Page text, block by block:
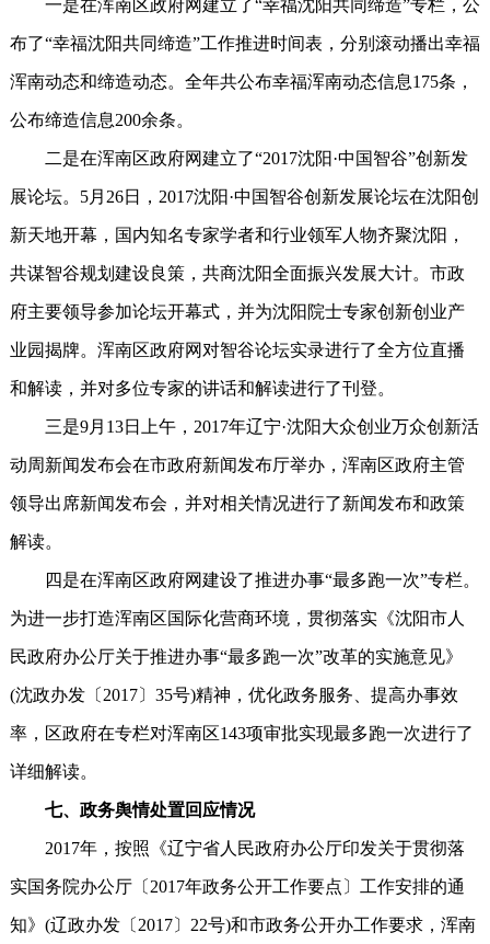
一是在浑南区政府网建立了“幸福沈阳共同缔造”专栏，公
布了“幸福沈阳共同缔造”工作推进时间表，分别滚动播出幸福
浑南动态和缔造动态。全年共公布幸福浑南动态信息175条，
公布缔造信息200余条。
二是在浑南区政府网建立了“2017沈阳·中国智谷”创新发
展论坛。5月26日，2017沈阳·中国智谷创新发展论坛在沈阳创
新天地开幕，国内知名专家学者和行业领军人物齐聚沈阳，
共谋智谷规划建设良策，共商沈阳全面振兴发展大计。市政
府主要领导参加论坛开幕式，并为沈阳院士专家创新创业产
业园揭牌。浑南区政府网对智谷论坛实录进行了全方位直播
和解读，并对多位专家的讲话和解读进行了刊登。
三是9月13日上午，2017年辽宁·沈阳大众创业万众创新活
动周新闻发布会在市政府新闻发布厅举办，浑南区政府主管
领导出席新闻发布会，并对相关情况进行了新闻发布和政策
解读。
四是在浑南区政府网建设了推进办事“最多跑一次”专栏。
为进一步打造浑南区国际化营商环境，贯彻落实《沈阳市人
民政府办公厅关于推进办事“最多跑一次”改革的实施意见》
(沈政办发〔2017〕35号)精神，优化政务服务、提高办事效
率，区政府在专栏对浑南区143项审批实现最多跑一次进行了
详细解读。
七、政务舆情处置回应情况
2017年，按照《辽宁省人民政府办公厅印发关于贯彻落
实国务院办公厅〔2017年政务公开工作要点〕工作安排的通
知》(辽政办发〔2017〕22号)和市政务公开办工作要求，浑南